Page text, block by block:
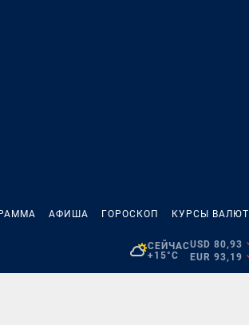
АФИША ГОРОСКОП КУРСЫ ВАЛЮТ
СЕЙЧАС
+15°C
USD 80,93
EUR 93,19